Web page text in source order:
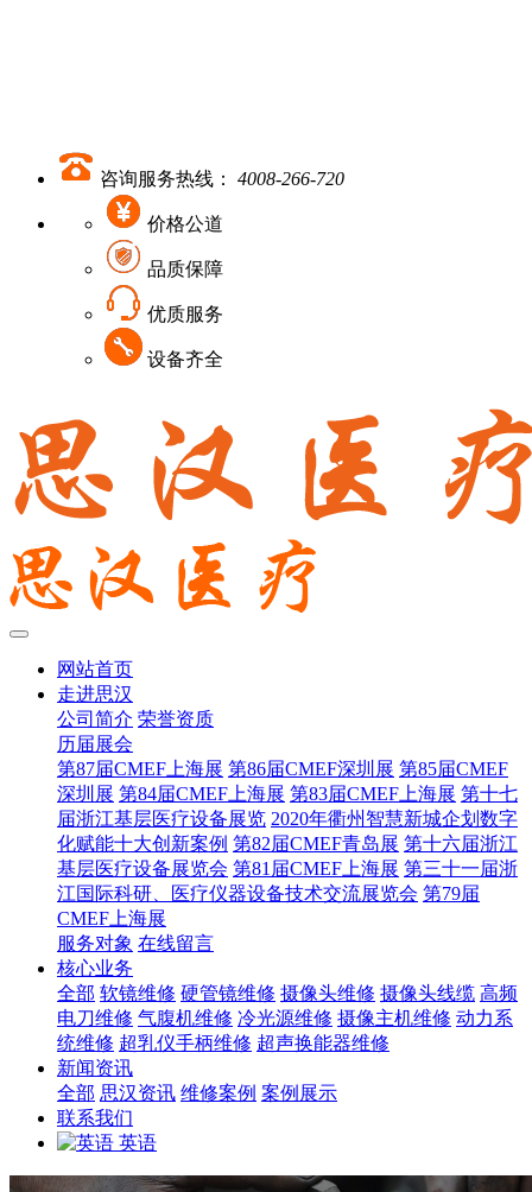
咨询服务热线： 4008-266-720
价格公道
品质保障
优质服务
设备齐全
网站首页
走进思汉
公司简介 荣誉资质
历届展会
第87届CMEF上海展 第86届CMEF深圳展 第85届CMEF
深圳展 第84届CMEF上海展 第83届CMEF上海展 第十七
届浙江基层医疗设备展览 2020年衢州智慧新城企划数字
化赋能十大创新案例 第82届CMEF青岛展 第十六届浙江
基层医疗设备展览会 第81届CMEF上海展 第三十一届浙
江国际科研、医疗仪器设备技术交流展览会 第79届
CMEF上海展
服务对象 在线留言
核心业务
全部 软镜维修 硬管镜维修 摄像头维修 摄像头线缆 高频
电刀维修 气腹机维修 冷光源维修 摄像主机维修 动力系
统维修 超乳仪手柄维修 超声换能器维修
新闻资讯
全部 思汉资讯 维修案例 案例展示
联系我们
英语